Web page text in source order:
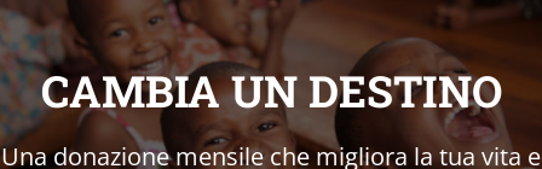
CAMBIA UN DESTINO
Una donazione mensile che migliora la tua vita e